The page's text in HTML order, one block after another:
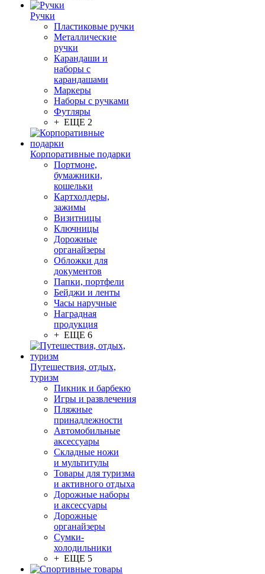
Ручки
Пластиковые ручки
Металлические
ручки
Карандаши и
наборы с
карандашами
Маркеры
Наборы с ручками
Футляры
+ ЕЩЕ 2
Корпоративные подарки
Портмоне,
бумажники,
кошельки
Картхолдеры,
зажимы
Визитницы
Ключницы
Дорожные
органайзеры
Обложки для
документов
Папки, портфели
Бейджи и ленты
Часы наручные
Наградная
продукция
+ ЕЩЕ 6
Путешествия, отдых,
туризм
Пикник и барбекю
Игры и развлечения
Пляжные
принадлежности
Автомобильные
аксессуары
Складные ножи
и мультитулы
Товары для туризма
и активного отдыха
Дорожные наборы
и аксессуары
Дорожные
органайзеры
Сумки-
холодильники
+ ЕЩЕ 5